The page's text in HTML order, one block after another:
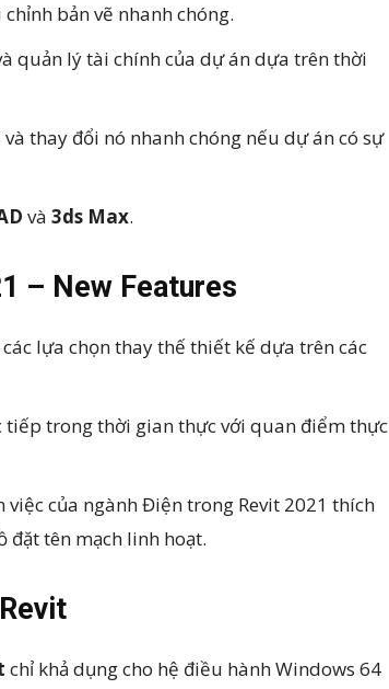
bản vẽ nhanh chóng.
quản lý tài chính của dự án dựa trên thời
thay đổi nó nhanh chóng nếu dự án có sự
và 3ds Max.
– New Features
lựa chọn thay thế thiết kế dựa trên các
tiếp trong thời gian thực với quan điểm thực
việc của ngành Điện trong Revit 2021 thích
đặt tên mạch linh hoạt.
chỉ khả dụng cho hệ điều hành Windows 64